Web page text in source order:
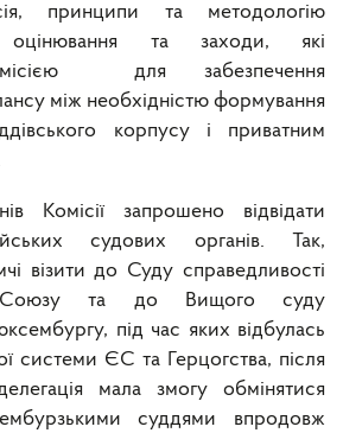
принципи та методологію
оцінювання та заходи, які
для забезпечення
між необхідністю формування
корпусу і приватним
Комісії запрошено відвідати
судових органів. Так,
візити до Суду справедливості
Союзу та до Вищого суду
під час яких відбулась
системи ЄС та Герцогства, після
мала змогу обмінятися
суддями впродовж